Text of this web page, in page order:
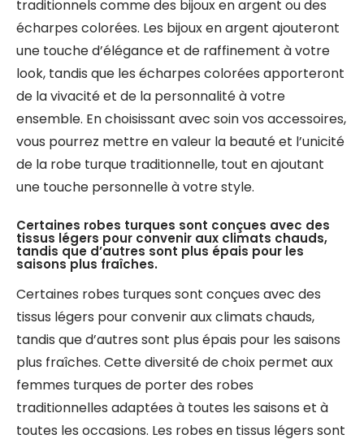
traditionnels comme des bijoux en argent ou des
écharpes colorées. Les bijoux en argent ajouteront
une touche d’élégance et de raffinement à votre
look, tandis que les écharpes colorées apporteront
de la vivacité et de la personnalité à votre
ensemble. En choisissant avec soin vos accessoires,
vous pourrez mettre en valeur la beauté et l’unicité
de la robe turque traditionnelle, tout en ajoutant
une touche personnelle à votre style.
Certaines robes turques sont conçues avec des
tissus légers pour convenir aux climats chauds,
tandis que d’autres sont plus épais pour les
saisons plus fraîches.
Certaines robes turques sont conçues avec des
tissus légers pour convenir aux climats chauds,
tandis que d’autres sont plus épais pour les saisons
plus fraîches. Cette diversité de choix permet aux
femmes turques de porter des robes
traditionnelles adaptées à toutes les saisons et à
toutes les occasions. Les robes en tissus légers sont